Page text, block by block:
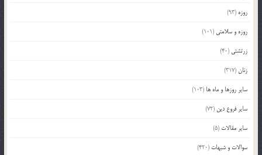
روزه (93)
روزه و سلامتی (101)
زرتشتی (40)
زنان(317)
سایر روزها و ماه ها (103)
سایر فروع دین (72)
سایر مقالات (5)
سوالات و شبهات (420)